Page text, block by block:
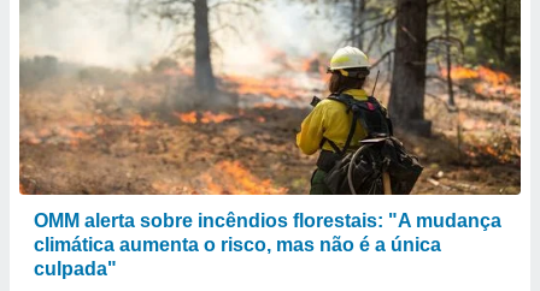
OMM alerta sobre incêndios florestais: "A mudança
climática aumenta o risco, mas não é a única
culpada"